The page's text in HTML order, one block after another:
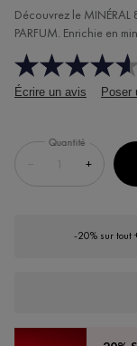
Découvrez le MINÉRAL
PARFUM. Enrichie en
Écrire un avis
Poser
Quantité
+
-20% sur tout